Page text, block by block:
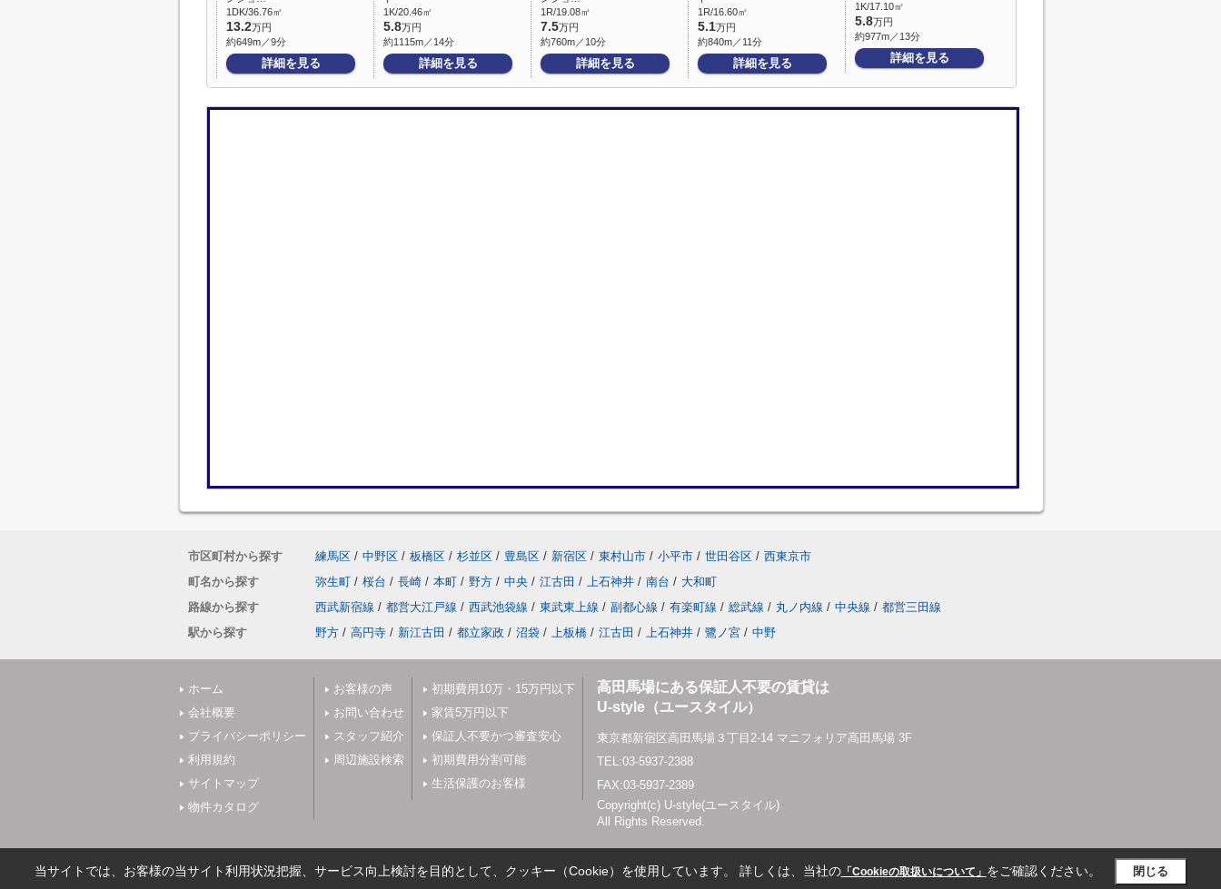
1DK/36.76㎡
13.2万円
約649m／9分
詳細を見る
1K/20.46㎡
5.8万円
約1115m／14分
詳細を見る
1R/19.08㎡
7.5万円
約760m／10分
詳細を見る
1R/16.60㎡
5.1万円
約840m／11分
詳細を見る
1K/17.10㎡
5.8万円
約977m／13分
詳細を見る
市区町村から探す 練馬区 / 中野区 / 板橋区 / 杉並区 / 豊島区 / 新宿区 / 東村山市 / 小平市 / 世田谷区 / 西東京市
町名から探す
弥生町 / 桜台 / 長崎 / 本町 / 野方 / 中央 / 江古田 / 上石神井 / 南台 / 大和町
路線から探す
西武新宿線 / 都営大江戸線 / 西武池袋線 / 東武東上線 / 副都心線 / 有楽町線 / 総武線 / 丸ノ内線 / 中央線 / 都営三田線
駅から探す
野方 / 高円寺 / 新江古田 / 都立家政 / 沼袋 / 上板橋 / 江古田 / 上石神井 / 鷺ノ宮 / 中野
ホーム
会社概要
プライバシーポリシー
利用規約
サイトマップ
物件カタログ
お客様の声
お問い合わせ
スタッフ紹介
周辺施設検索
初期費用10万・15万円以下
家賃5万円以下
保証人不要かつ審査安心
初期費用分割可能
生活保護のお客様
高田馬場にある保証人不要の賃貸は
U-style（ユースタイル）
東京都新宿区高田馬場３丁目2-14 マニフォリア高田馬場 3F
TEL:03-5937-2388
FAX:03-5937-2389
Copyright(c) U-style(ユースタイル)
All Rights Reserved.
当サイトでは、お客様の当サイト利用状況把握、サービス向上検討を目的として、クッキー（Cookie）を使用しています。 詳しくは、当社の「Cookieの取扱いについて」 をご確認ください。 閉じる